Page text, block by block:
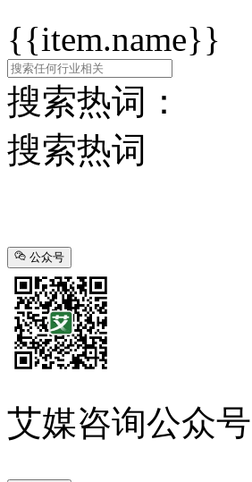
{{item.name}}
搜索热词：
搜索热词
公众号
艾媒咨询公众号